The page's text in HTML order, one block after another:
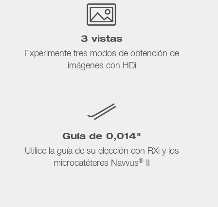
3 vistas
Experimente tres modos de obtención de
imágenes con HDi
Guía de 0,014"
Utilice la guía de su elección con RXi y los
microcatéteres Navvus®